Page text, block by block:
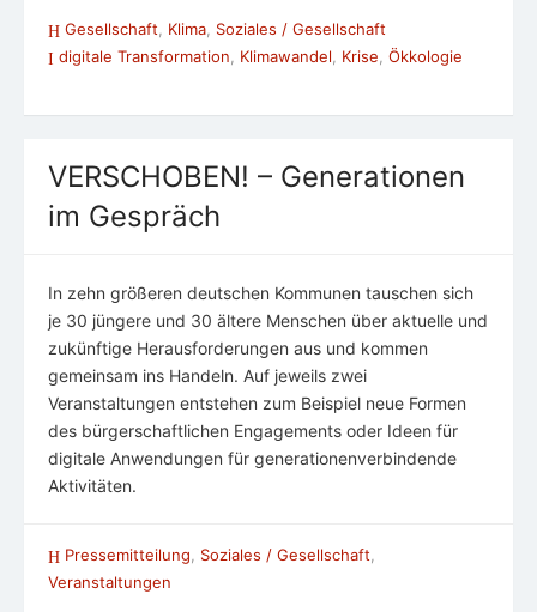
Gesellschaft Klima Soziales / Gesellschaft
digitale Transformation
Klimawandel Krise Ökkologie
VERSCHOBEN! – Generationen
im Gespräch
In zehn größeren deutschen Kommunen tauschen sich
je 30 jüngere und 30 ältere Menschen über aktuelle und
zukünftige Herausforderungen aus und kommen
gemeinsam ins Handeln. Auf jeweils zwei
Veranstaltungen entstehen zum Beispiel neue Formen
des bürgerschaftlichen Engagements oder Ideen für
digitale Anwendungen für generationenverbindende
Aktivitäten.
Pressemitteilung Soziales / Gesellschaft
Veranstaltungen